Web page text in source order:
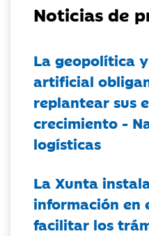
Noticias de
La geopolítica
artificial
replantear sus
crecimiento -
logísticas
La Xunta
información en
facilitar los